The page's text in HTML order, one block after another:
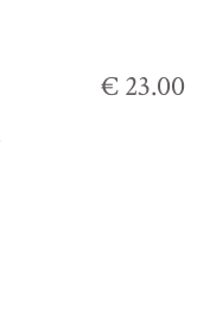
€ 23.00